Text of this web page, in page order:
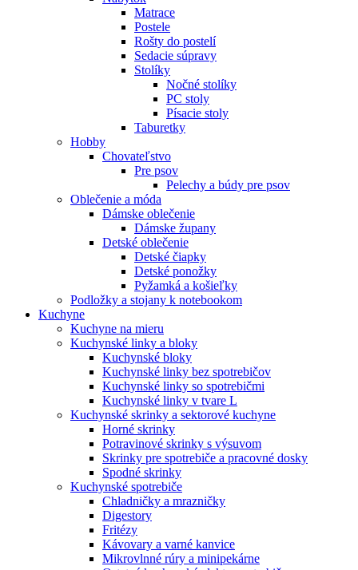
Matrace
Postele
Rošty do postelí
Sedacie súpravy
Stolíky
Nočné stolíky
PC stoly
Písacie stoly
Taburetky
Hobby
Chovateľstvo
Pre psov
Pelechy a búdy pre psov
Oblečenie a móda
Dámske oblečenie
Dámske župany
Detské oblečenie
Detské čiapky
Detské ponožky
Pyžamká a košieľky
Podložky a stojany k notebookom
Kuchyne
Kuchyne na mieru
Kuchynské linky a bloky
Kuchynské bloky
Kuchynské linky bez spotrebičov
Kuchynské linky so spotrebičmi
Kuchynské linky v tvare L
Kuchynské skrinky a sektorové kuchyne
Horné skrinky
Potravinové skrinky s výsuvom
Skrinky pre spotrebiče a pracovné dosky
Spodné skrinky
Kuchynské spotrebiče
Chladničky a mrazničky
Digestory
Fritézy
Kávovary a varné kanvice
Mikrovlnné rúry a minipekárne